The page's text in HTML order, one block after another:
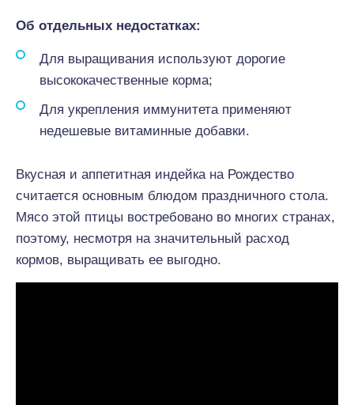
Об отдельных недостатках:
Для выращивания используют дорогие
высококачественные корма;
Для укрепления иммунитета применяют
недешевые витаминные добавки.
Вкусная и аппетитная индейка на Рождество
считается основным блюдом праздничного стола.
Мясо этой птицы востребовано во многих странах,
поэтому, несмотря на значительный расход
кормов, выращивать ее выгодно.